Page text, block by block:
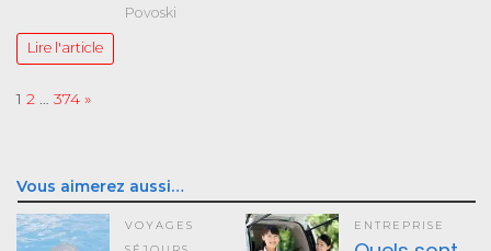
Povoski
Lire l'article
Page:
1 2 … 374 Next
»
Vous aimerez aussi…
VOYAGES
ENTREPRISE